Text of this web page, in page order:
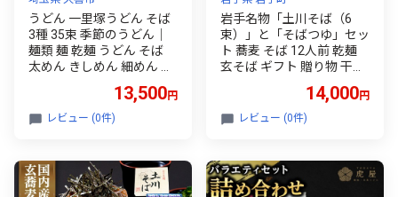
うどん 一里塚うどん そば
3種 35束 季節のうどん｜
麺類 麺 乾麺 うどん そば
太めん きしめん 細めん 冷
比べ 美味しい おいしい コ
シ 矢島製麺 老舗 食品 物価
久喜市
13,500円
レビュー (0件)
岩手名物「土川そば（6
束）」と「そばつゆ」セッ
ト 蕎麦 そば 12人前 乾麺
玄そば ギフト 贈り物 干そ
14,000円
レビュー (0件)